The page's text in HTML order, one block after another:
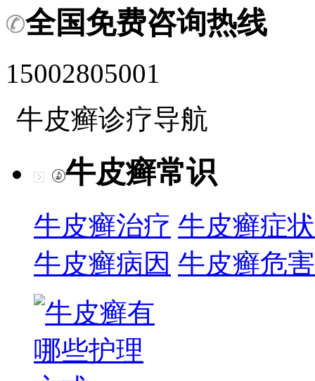
全国免费咨询热线
15002805001
牛皮癣诊疗导航
牛皮癣常识
牛皮癣治疗 牛皮癣症状
牛皮癣病因 牛皮癣危害